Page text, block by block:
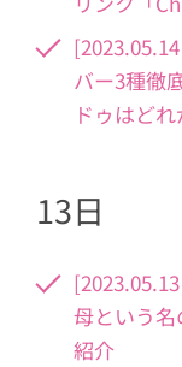
バー3種徹
ドゥはど
13日
母という
紹介